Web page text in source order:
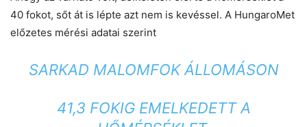
40 fokot, sőt át is lépte azt nem is kevéssel. A HungaroMet
előzetes mérési adatai szerint
SARKAD MALOMFOK ÁLLOMÁSON
41,3 FOKIG EMELKEDETT A